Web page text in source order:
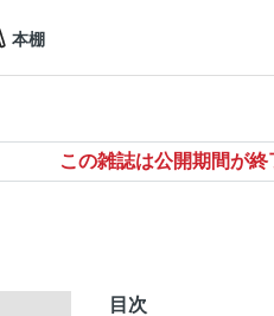
本棚
この雑誌は公開期間が
目次